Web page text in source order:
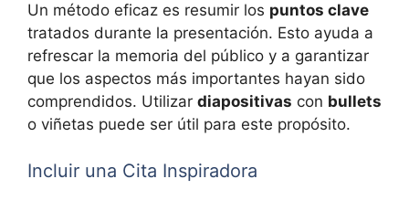
Un método eficaz es resumir los puntos clave
tratados durante la presentación. Esto ayuda a
refrescar la memoria del público y a garantizar
que los aspectos más importantes hayan sido
comprendidos. Utilizar diapositivas con bullets
o viñetas puede ser útil para este propósito.
Incluir una Cita Inspiradora